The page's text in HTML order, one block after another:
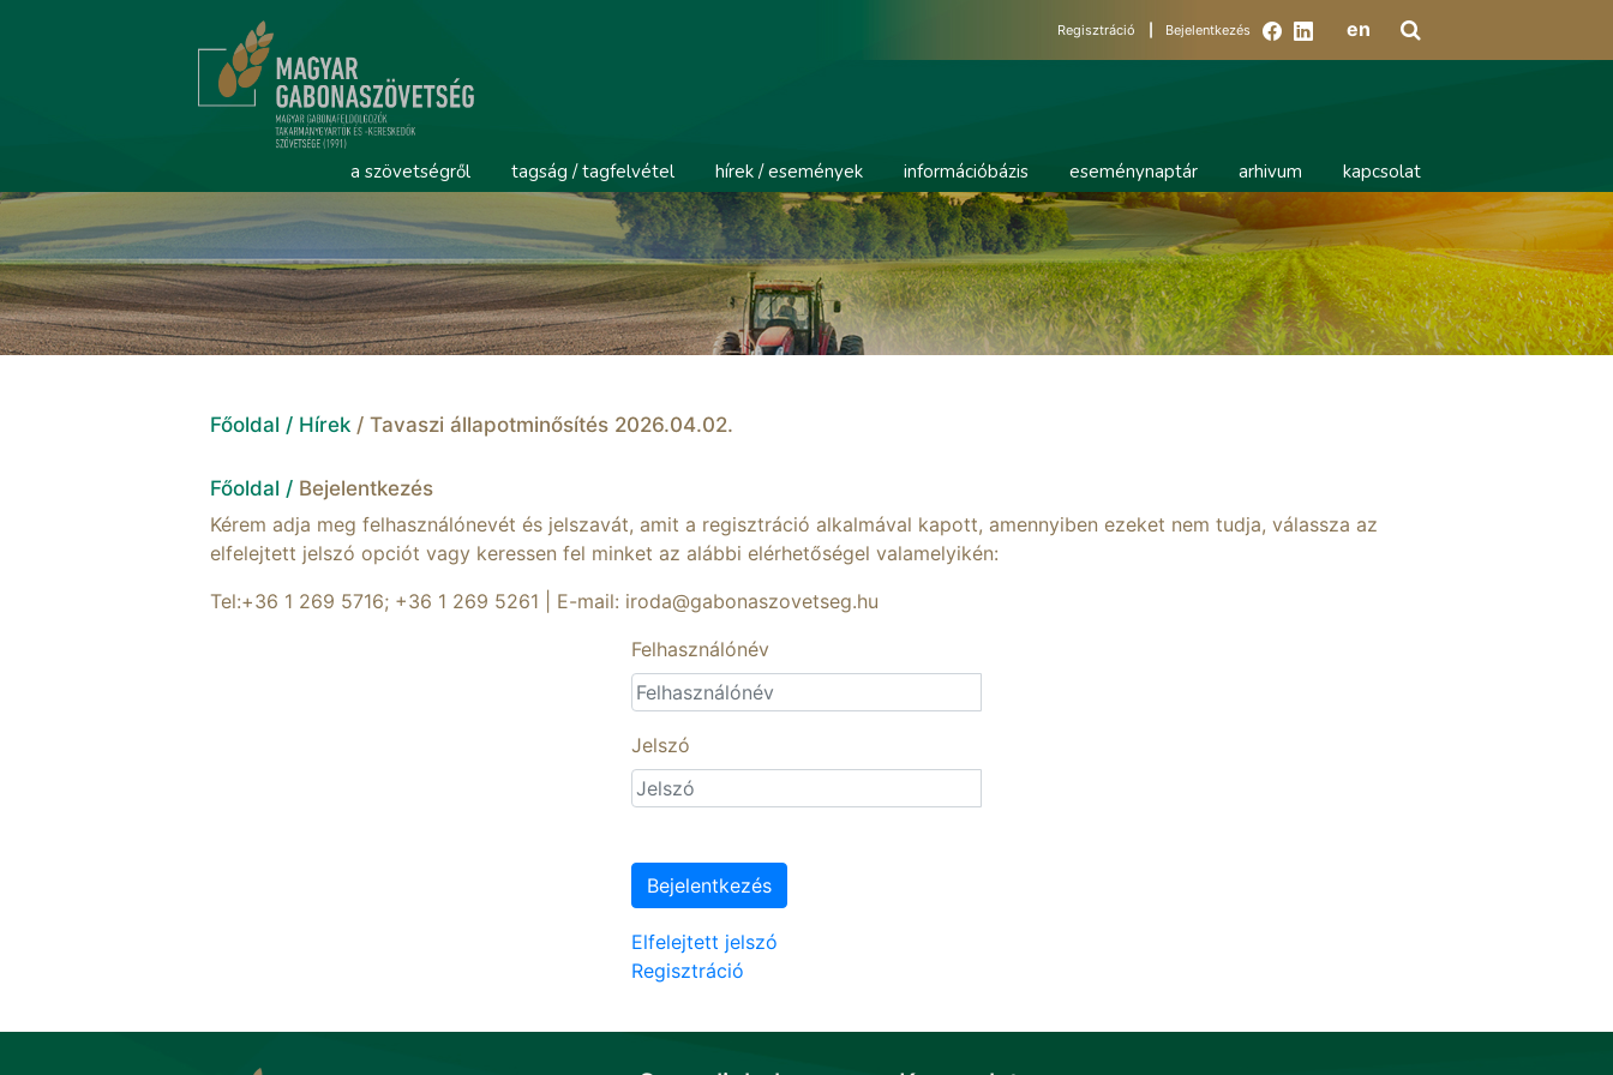
Regisztráció Bejelentkezés en
a szövetségről tagság / tagfelvétel hírek / események információbázis eseménynaptár arhivum kapcsolat
Főoldal / Hírek / Tavaszi állapotminősítés 2026.04.02.
Főoldal / Bejelentkezés
Kérem adja meg felhasználónevét és jelszavát, amit a regisztráció alkalmával kapott, amennyiben ezeket nem tudja, válassza az
elfelejtett jelszó opciót vagy keressen fel minket az alábbi elérhetőségel valamelyikén:
Tel:+36 1 269 5716; +36 1 269 5261 | E-mail: iroda@gabonaszovetseg.hu
Felhasználónév
Jelszó
Bejelentkezés
Elfelejtett jelszó
Regisztráció